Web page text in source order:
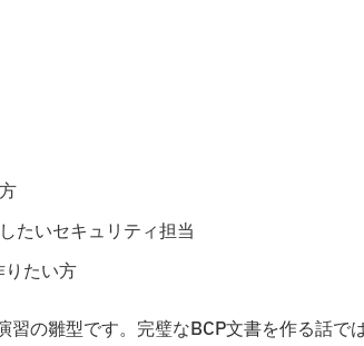
たいセキュリティ担当
たい方
の雛型です。完璧なBCP文書を作る話で